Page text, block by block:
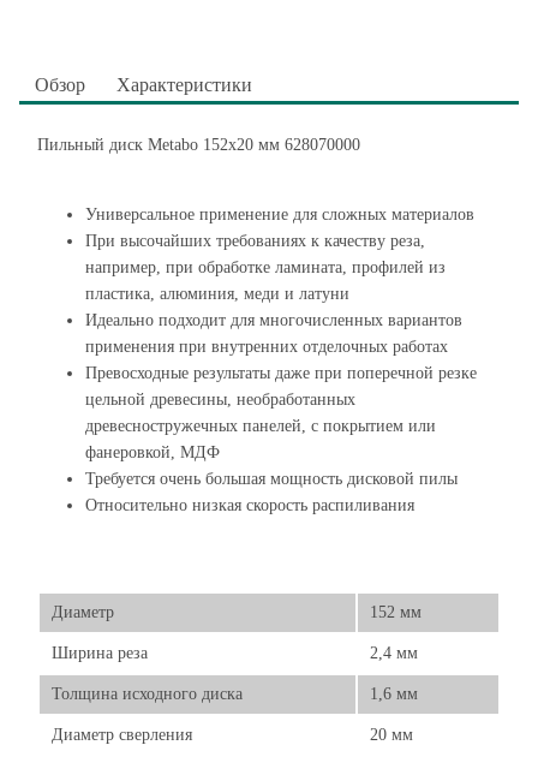
Обзор Характеристики
Пильный диск Metabo 152х20 мм 628070000
Универсальное применение для сложных материалов
При высочайших требованиях к качеству реза,
например, при обработке ламината, профилей из
пластика, алюминия, меди и латуни
Идеально подходит для многочисленных вариантов
применения при внутренних отделочных работах
Превосходные результаты даже при поперечной резке
цельной древесины, необработанных
древесностружечных панелей, с покрытием или
фанеровкой, МДФ
Требуется очень большая мощность дисковой пилы
Относительно низкая скорость распиливания
Диаметр 152 мм
Ширина реза 2,4 мм
Толщина исходного диска 1,6 мм
Диаметр сверления 20 мм